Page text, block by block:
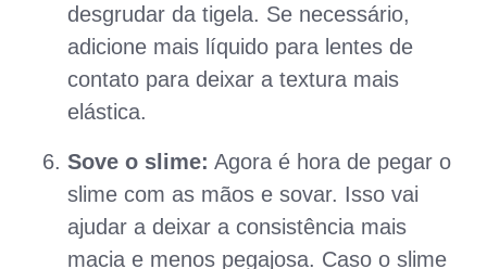
desgrudar da tigela. Se necessário,
adicione mais líquido para lentes de
contato para deixar a textura mais
elástica.
Sove o slime: Agora é hora de pegar o
slime com as mãos e sovar. Isso vai
ajudar a deixar a consistência mais
macia e menos pegajosa. Caso o slime